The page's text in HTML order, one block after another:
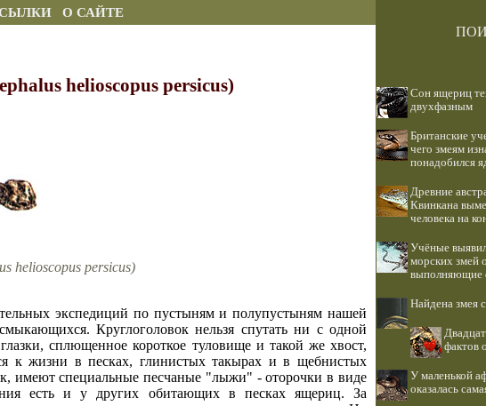
О САЙТЕ
helioscopus persicus)
helioscopus persicus)
экспедиций по пустыням и полупустыням нашей
Круглоголовок нельзя спутать ни с одной
сплющенное короткое туловище и такой же хвост,
к жизни в песках, глинистых такырах и в щебнистых
имеют специальные песчаные "лыжи" - оторочки в виде
есть и у других обитающих в песках ящериц. За
Сон ящериц
двухфазным
Британские
чего змеям
понадобился
Древние
Квинкана
человека на
Учёные
морских змей
выполняющие
Найдена змея
фактов
У маленькой
оказалась